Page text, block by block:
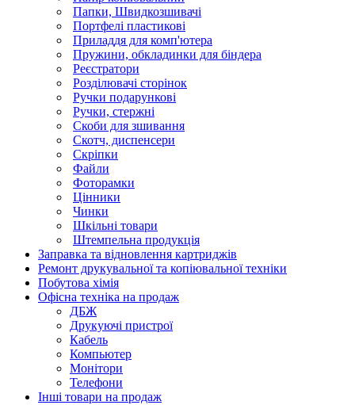
Папки, Швидкозшивачі
Портфелі пластикові
Приладдя для комп'ютера
Пружини, обкладинки для біндера
Реєстратори
Розділювачі сторінок
Ручки подарункові
Ручки, стержні
Скоби для зшивання
Скотч, диспенсери
Скріпки
Файли
Фоторамки
Цінники
Чинки
Шкільні товари
Штемпельна продукція
Заправка та відновлення картриджів
Ремонт друкувальної та копіювальної техніки
Побутова хімія
Офісна техніка на продаж
ДБЖ
Друкуючі пристрої
Кабель
Компьютер
Монітори
Телефони
Інші товари на продаж